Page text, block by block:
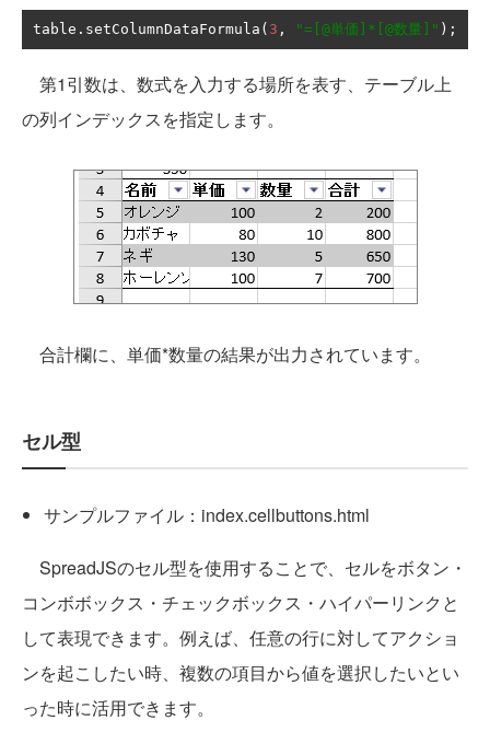
table . setColumnDataFormula ( 3 , "=[@単価]*[@数量]" );
第1引数は、数式を入力する場所を表す、テーブル上
の列インデックスを指定します。
合計欄に、単価*数量の結果が出力されています。
セル型
サンプルファイル：index.cellbuttons.html
SpreadJSのセル型を使用することで、セルをボタン・
コンボボックス・チェックボックス・ハイパーリンクと
して表現できます。例えば、任意の行に対してアクショ
ンを起こしたい時、複数の項目から値を選択したいとい
った時に活用できます。